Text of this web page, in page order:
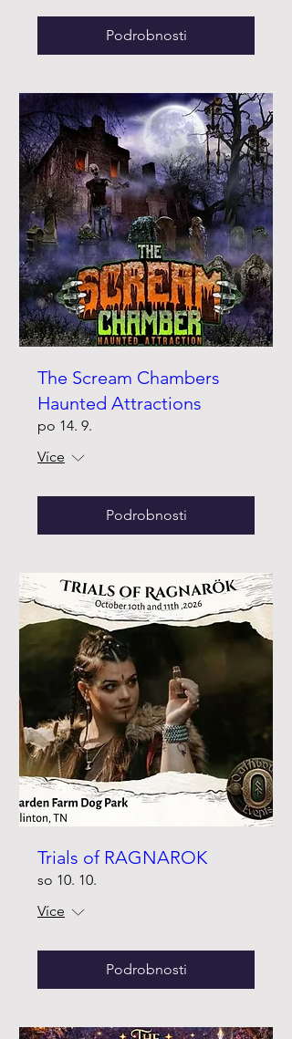
Podrobnosti
The Scream Chambers
Haunted Attractions
po 14. 9.
Více
Podrobnosti
Trials of RAGNAROK
so 10. 10.
Více
Podrobnosti